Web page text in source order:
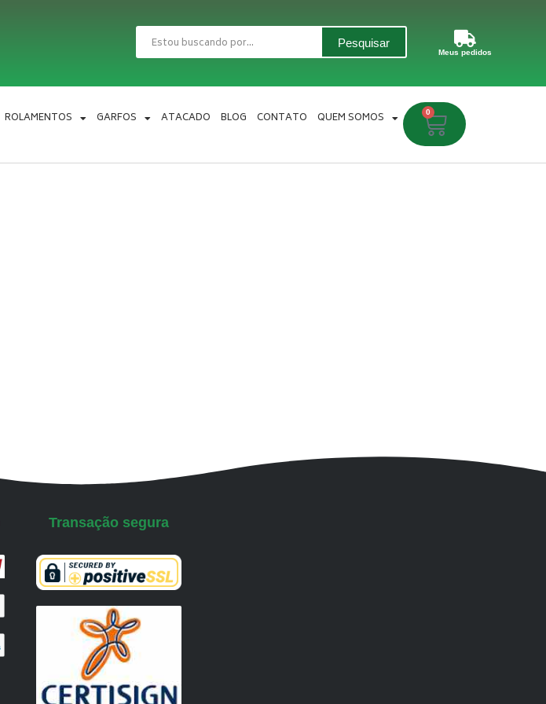
Pesquisar
Pesquisar
Meus pedidos
ROLAMENTOS GARFOS ATACADO BLOG CONTATO QUEM SOMOS 0
Carrinho
Transação segura